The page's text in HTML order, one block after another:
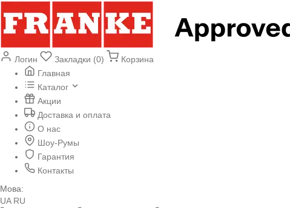
Логин Закладки (0)
Корзина
Главная
Каталог
Акции
Доставка и оплата
О нас
Шоу-Румы
Гарантия
Контакты
Мова:
UA RU